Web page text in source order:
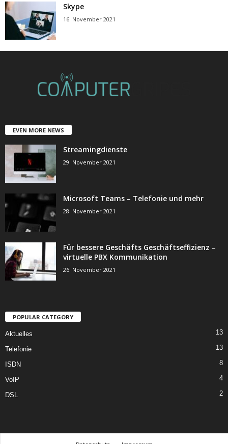
Skype
16. November 2021
EVEN MORE NEWS
Streamingdienste
29. November 2021
Microsoft Teams – Telefonie und mehr
28. November 2021
Für bessere Geschäfts Geschäftseffizienz –
virtuelle PBX Kommunikation
26. November 2021
POPULAR CATEGORY
Aktuelles 13
Telefonie 13
ISDN 8
VoIP 4
DSL 2